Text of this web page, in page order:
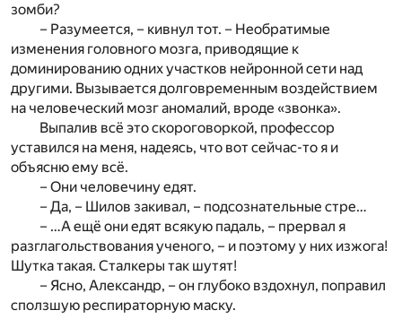
зомби?
– Разумеется, – кивнул тот. – Необратимые
изменения головного мозга, приводящие к
доминированию одних участков нейронной сети над
другими. Вызывается долговременным воздействием
на человеческий мозг аномалий, вроде «звонка».
Выпалив всё это скороговоркой, профессор
уставился на меня, надеясь, что вот сейчас-то я и
объясню ему всё.
– Они человечину едят.
– Да, – Шилов закивал, – подсознательные стре…
– …А ещё они едят всякую падаль, – прервал я
разглагольствования ученого, – и поэтому у них изжога!
Шутка такая. Сталкеры так шутят!
– Ясно, Александр, – он глубоко вздохнул, поправил
сползшую респираторную маску.